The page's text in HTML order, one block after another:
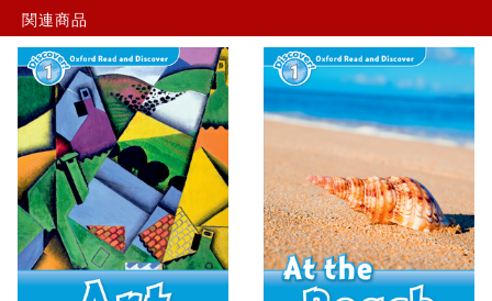
関連商品